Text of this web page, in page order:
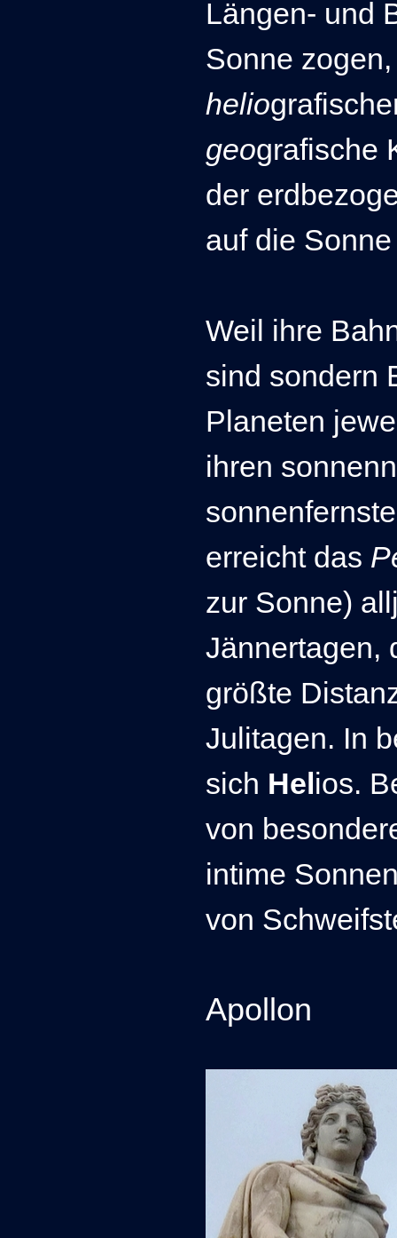
Längen- und
Sonne
helio
geografische
der
auf die
Weil ihre
sind sondern
Planeten
ihren
erreicht das
zur Sonne)
Jännertagen,
größte
Julitagen. In
sich Helios.
von
intime
von
Apollon